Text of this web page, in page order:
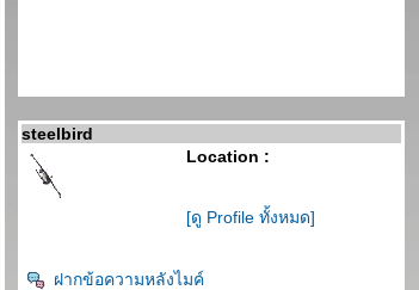
steelbird
Location :
[ดู Profile ทั้งหมด]
ฝากข้อความหลังไมค์